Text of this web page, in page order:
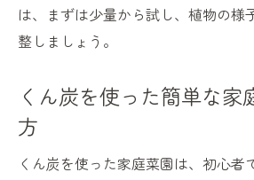
は、まずは少量から試し、植物の様
整しましょう。
くん炭を使った簡単な家
方
くん炭を使った家庭菜園は、初心者